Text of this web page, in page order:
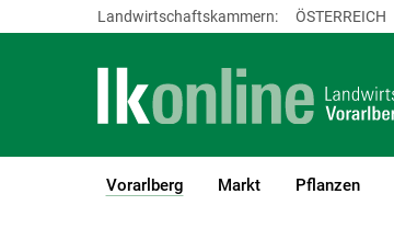
Landwirtschaftskammern: ÖSTERREICH
Vorarlberg
(current)1
Markt Pflanzen